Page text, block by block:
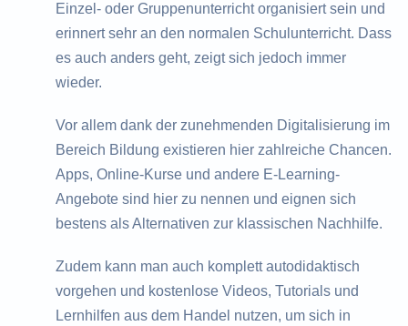
Einzel- oder Gruppenunterricht organisiert sein und
erinnert sehr an den normalen Schulunterricht. Dass
es auch anders geht, zeigt sich jedoch immer
wieder.
Vor allem dank der zunehmenden Digitalisierung im
Bereich Bildung existieren hier zahlreiche Chancen.
Apps, Online-Kurse und andere E-Learning-
Angebote sind hier zu nennen und eignen sich
bestens als Alternativen zur klassischen Nachhilfe.
Zudem kann man auch komplett autodidaktisch
vorgehen und kostenlose Videos, Tutorials und
Lernhilfen aus dem Handel nutzen, um sich in